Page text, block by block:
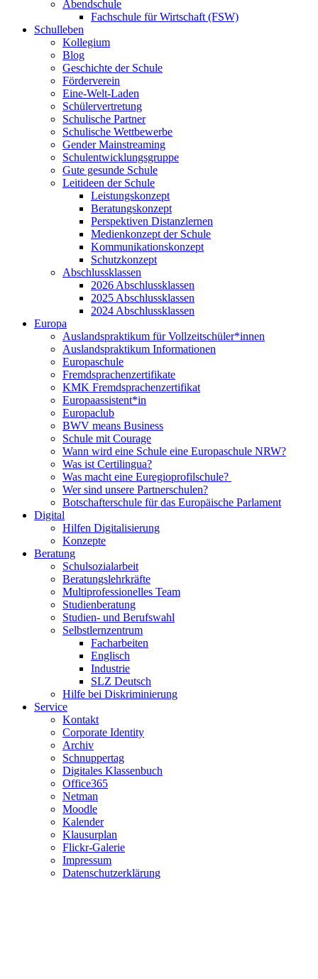
Abendschule
Fachschule für Wirtschaft (FSW)
Schulleben
Kollegium
Blog
Geschichte der Schule
Förderverein
Eine-Welt-Laden
Schülervertretung
Schulische Partner
Schulische Wettbewerbe
Gender Mainstreaming
Schulentwicklungsgruppe
Gute gesunde Schule
Leitideen der Schule
Leistungskonzept
Beratungskonzept
Perspektiven Distanzlernen
Medienkonzept der Schule
Kommunikationskonzept
Schutzkonzept
Abschlussklassen
2026 Abschlussklassen
2025 Abschlussklassen
2024 Abschlussklassen
Europa
Auslandspraktikum für Vollzeitschüler*innen
Auslandspraktikum Informationen
Europaschule
Fremdsprachenzertifikate
KMK Fremdsprachenzertifikat
Europaassistent*in
Europaclub
BWV means Business
Schule mit Courage
Wann wird eine Schule eine Europaschule NRW?
Was ist Certilingua?
Was macht eine Euregioprofilschule?
Wer sind unsere Partnerschulen?
Botschafterschule für das Europäische Parlament
Digital
Hilfen Digitalisierung
Konzepte
Beratung
Schulsozialarbeit
Beratungslehrkräfte
Multiprofessionelles Team
Studienberatung
Studien- und Berufswahl
Selbstlernzentrum
Facharbeiten
Englisch
Industrie
SLZ Deutsch
Hilfe bei Diskriminierung
Service
Kontakt
Corporate Identity
Archiv
Schnuppertag
Digitales Klassenbuch
Office365
Netman
Moodle
Kalender
Klausurplan
Flickr-Galerie
Impressum
Datenschutzerklärung